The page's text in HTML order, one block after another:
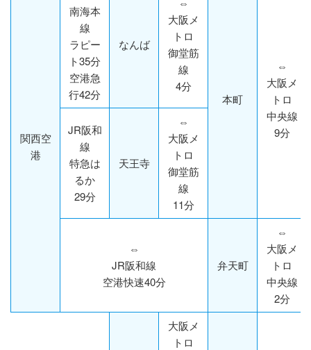
関西空
港
南海本
線
ラピー
ト35分
空港急
行42分
なんば
大阪メ
トロ
御堂筋
線
4分
本町
⇔
大阪メ
トロ
中央線
9分
JR阪和
線
特急は
るか
29分
天王寺
⇔
大阪メ
トロ
御堂筋
線
11分
⇔
JR阪和線
空港快速40分
弁天町
⇔
大阪メ
トロ
中央線
2分
大阪メ
トロ